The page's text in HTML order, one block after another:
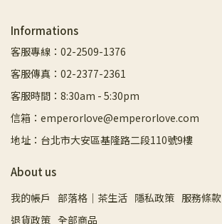
Informations
客服專線：02-2509-1376
客服傳真：02-2377-2361
客服時間：8:30am - 5:30pm
信箱：emperorlove@emperorlove.com
地址：台北市大安區基隆路二段110號9樓
About us
我的帳戶 部落格｜茶生活 隱私政策 服務條款
退貨政策 全部商品